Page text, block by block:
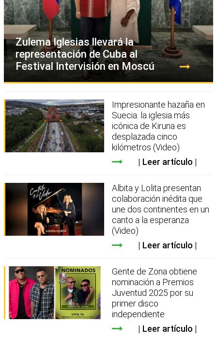
Zulema Iglesias llevará la
representación de Cuba al
Festival Intervisión en Moscú
Impresionante hazaña en
Suecia: la iglesia más
icónica de Kiruna es
desplazada cinco
kilómetros (Video)
Leer artículo
Albita y Lolita presentan
colaboración inédita que
une dos continentes en un
canto a la esperanza
(Video)
Leer artículo
Gente de Zona obtiene
nominación a Premios
Juventud 2025 por su
primer disco
independiente
Leer artículo